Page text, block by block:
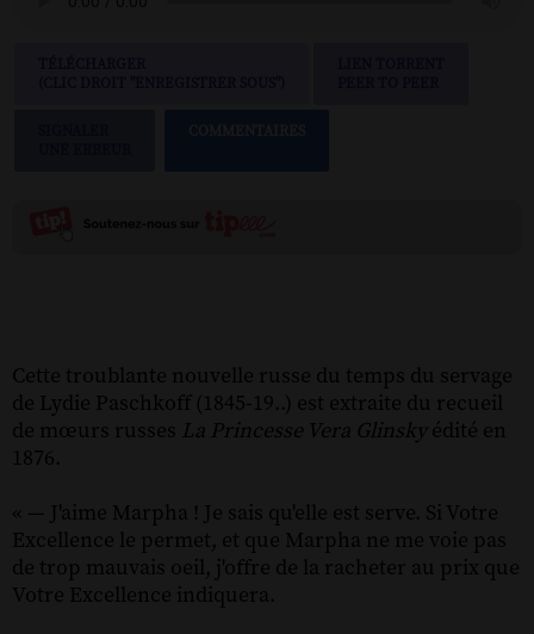
Cette troublante nouvelle russe du temps du servage
de Lydie Paschkoff (1845-19..) est extraite du recueil
de mœurs russes La Princesse Vera Glinsky édité en
1876.
« — J'aime Marpha ! Je sais qu'elle est serve. Si Votre
Excellence le permet, et que Marpha ne me voie pas
de trop mauvais oeil, j'offre de la racheter au prix que
Votre Excellence indiquera.